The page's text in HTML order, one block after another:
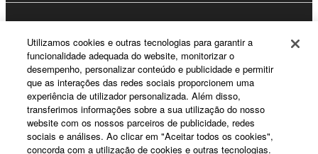
Sobre a Yamaha
Portugal - Portuguese
Utilizamos cookies e outras tecnologias para garantir a
funcionalidade adequada do website, monitorizar o
desempenho, personalizar conteúdo e publicidade e permitir
que as interações das redes sociais proporcionem uma
experiência de utilizador personalizada. Além disso,
transferimos informações sobre a sua utilização do nosso
website com os nossos parceiros de publicidade, redes
sociais e análises. Ao clicar em "Aceitar todos os cookies",
concorda com a utilização de cookies e outras tecnologias.